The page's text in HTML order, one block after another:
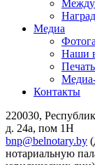
Медиа
Наши
Контакты
220030,
д. 24а, пом 1Н
bnp@belnotary.by
нотариальную